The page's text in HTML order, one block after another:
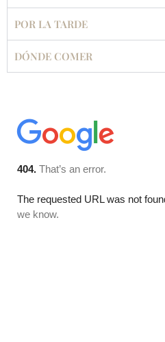
POR LA TARDE
DÓNDE COMER